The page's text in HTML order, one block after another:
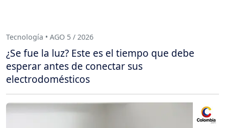
Tecnología • AGO 5 / 2026
¿Se fue la luz? Este es el tiempo que debe
esperar antes de conectar sus
electrodomésticos